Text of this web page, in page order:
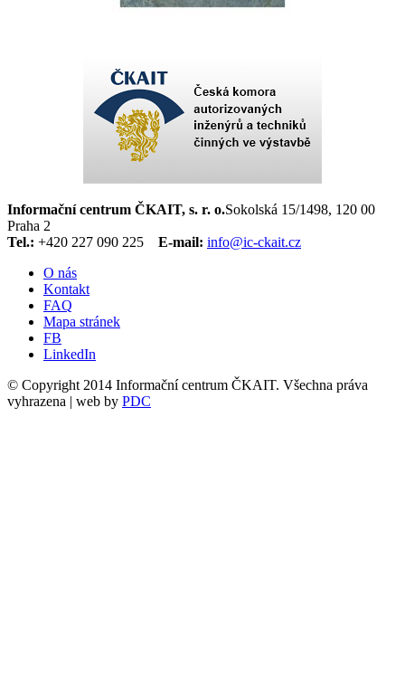
Informační centrum ČKAIT, s. r. o.Sokolská 15/1498, 120 00
Praha 2
Tel.: +420 227 090 225 E-mail: info@ic-ckait.cz
O nás
Kontakt
FAQ
Mapa stránek
FB
LinkedIn
© Copyright 2014 Informační centrum ČKAIT. Všechna práva
vyhrazena | web by PDC